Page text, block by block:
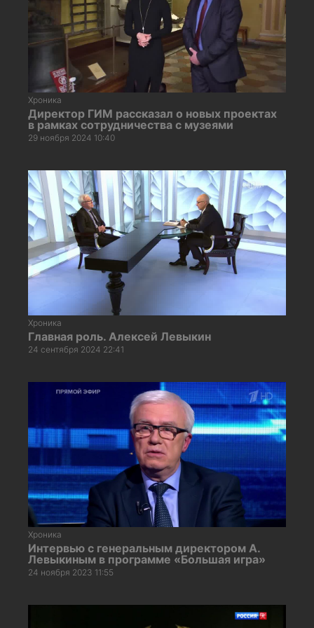
Хроника
Директор ГИМ рассказал о новых проектах
в рамках сотрудничества с музеями
29 ноября 2024 10:40
Хроника
Главная роль. Алексей Левыкин
24 сентября 2024 22:41
Хроника
Интервью с генеральным директором А.
Левыкиным в программе «Большая игра»
24 ноября 2023 11:55